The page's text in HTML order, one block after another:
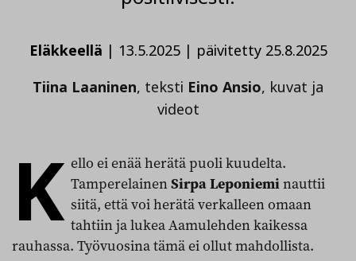
Eläkkeellä | 13.5.2025| päivitetty 25.8.2025
Tiina Laaninen, teksti Eino Ansio, kuvat ja
videot
K ello ei enää herätä puoli kuudelta.
TamperelainenSirpa Leponieminauttii
siitä, että voi herätä verkalleen omaan
tahtiin ja lukea Aamulehden kaikessa
rauhassa. Työvuosina tämä ei ollut mahdollista.